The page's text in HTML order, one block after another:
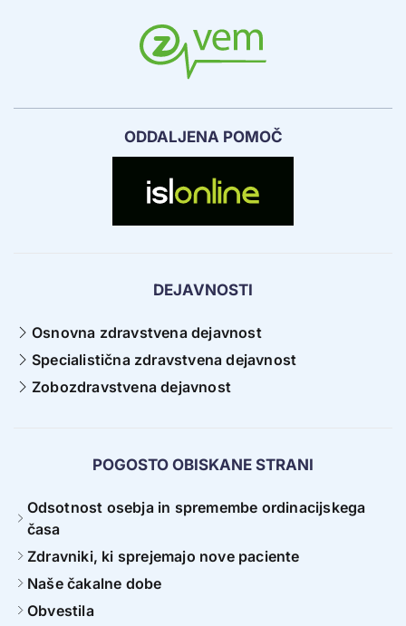
ODDALJENA POMOČ
DEJAVNOSTI
Osnovna zdravstvena dejavnost
Specialistična zdravstvena dejavnost
Zobozdravstvena dejavnost
POGOSTO OBISKANE STRANI
Odsotnost osebja in spremembe ordinacijskega
časa
Zdravniki, ki sprejemajo nove paciente
Naše čakalne dobe
Obvestila